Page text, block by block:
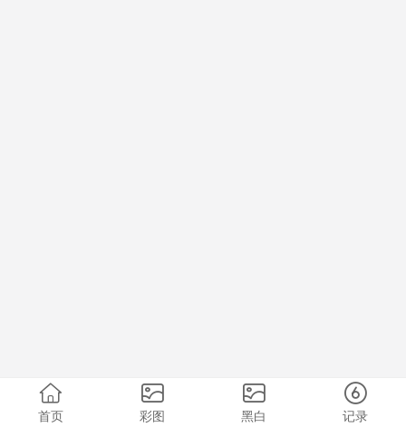
首页 彩图 黑白 记录